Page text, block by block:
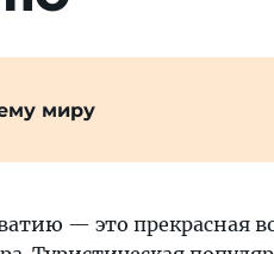
миру
— это прекрасная